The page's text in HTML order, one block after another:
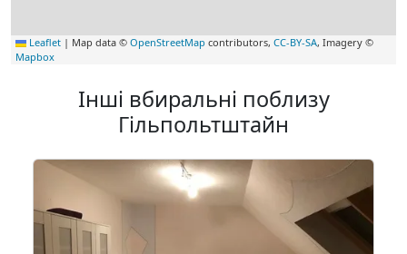
Leaflet | Map data © OpenStreetMap contributors, CC-BY-SA, Imagery ©
Mapbox
Інші вбиральні поблизу
Гільпольтштайн